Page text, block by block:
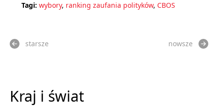
Tagi: wybory, ranking zaufania polityków, CBOS
starsze nowsze
Kraj i świat